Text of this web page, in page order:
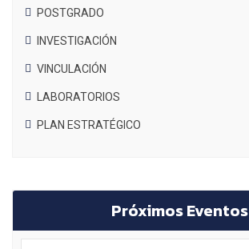
POSTGRADO
INVESTIGACIÓN
VINCULACIÓN
LABORATORIOS
PLAN ESTRATÉGICO
Próximos Eventos